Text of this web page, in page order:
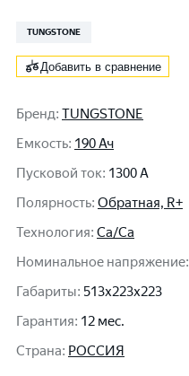
TUNGSTONE
Добавить в сравнение
Бренд: TUNGSTONE
Емкость: 190 Ач
Пусковой ток: 1300 A
Полярность: Обратная, R+
Технология: Ca/Ca
Номинальное напряжение:
Габариты: 513x223x223
Гарантия: 12 мес.
Cтрана: РОССИЯ